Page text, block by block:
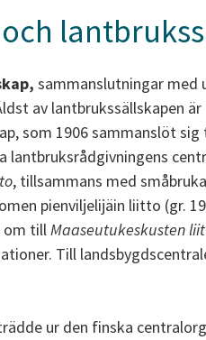
sammanslutningar med
av lantbrukssällskapen är
som 1906 sammanslöt
, tillsammans med
pienviljelijäin liitto (gr.
om tillMaaseutukeskusten
Till
ur den finska